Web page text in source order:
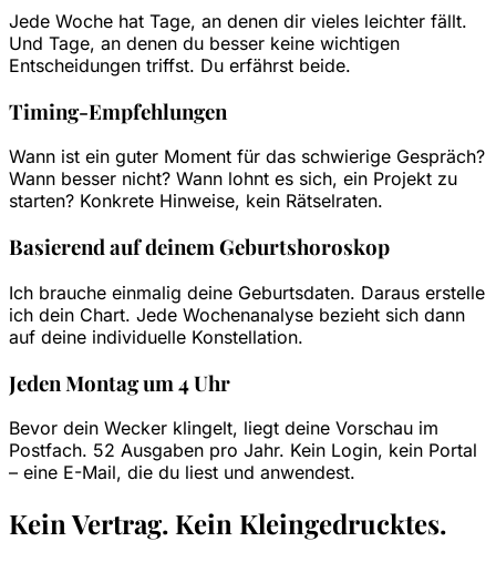
Jede Woche hat Tage, an denen dir vieles leichter fällt.
Und Tage, an denen du besser keine wichtigen
Entscheidungen triffst. Du erfährst beide.
Timing-Empfehlungen
Wann ist ein guter Moment für das schwierige Gespräch?
Wann besser nicht? Wann lohnt es sich, ein Projekt zu
starten? Konkrete Hinweise, kein Rätselraten.
Basierend auf deinem Geburtshoroskop
Ich brauche einmalig deine Geburtsdaten. Daraus erstelle
ich dein Chart. Jede Wochenanalyse bezieht sich dann
auf deine individuelle Konstellation.
Jeden Montag um 4 Uhr
Bevor dein Wecker klingelt, liegt deine Vorschau im
Postfach. 52 Ausgaben pro Jahr. Kein Login, kein Portal
– eine E-Mail, die du liest und anwendest.
Kein Vertrag. Kein Kleingedrucktes.